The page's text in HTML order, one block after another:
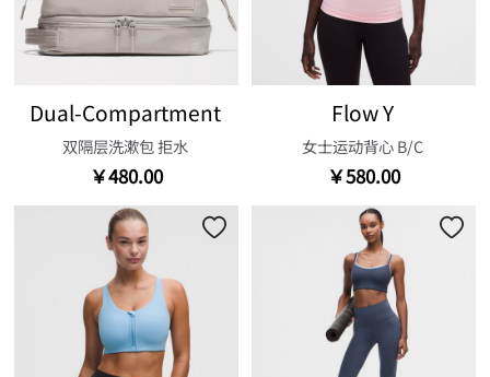
Dual-Compartment
双隔层洗漱包 拒水
￥480.00
Flow Y
女士运动背心 B/C
￥580.00